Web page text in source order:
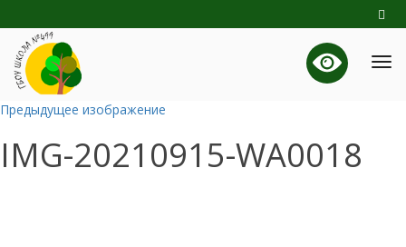
Предыдущее изображение
IMG-20210915-WA0018